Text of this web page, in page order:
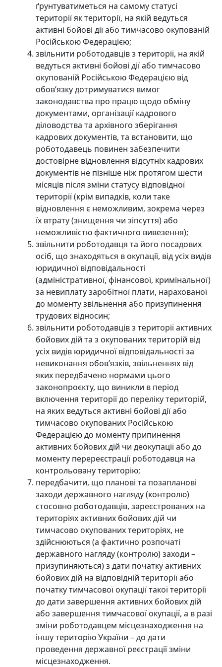
ґрунтуватиметься на самому статусі
території як території, на якій ведуться
активні бойові дії або тимчасово окупованій
Російською Федерацією;
звільнити роботодавців з території, на якій
ведуться активні бойові дії або тимчасово
окупованій Російською Федерацією від
обов’язку дотримуватися вимог
законодавства про працю щодо обміну
документами, організації кадрового
діловодства та архівного зберігання
кадрових документів, та встановити, що
роботодавець повинен забезпечити
достовірне відновлення відсутніх кадрових
документів не пізніше ніж протягом шести
місяців після зміни статусу відповідної
території (крім випадків, коли таке
відновлення є неможливим, зокрема через
їх втрату (знищення чи зіпсуття) або
неможливістю фактичного вивезення);
звільнити роботодавця та його посадових
осіб, що знаходяться в окупації, від усіх видів
юридичної відповідальності
(адміністративної, фінансової, кримінальної)
за невиплату заробітної плати, нарахованої
до моменту звільнення або призупинення
трудових відносин;
звільнити роботодавців з території активних
бойових дій та з окупованих територій від
усіх видів юридичної відповідальності за
невиконання обов’язків, звільненнях від
яких передбачено нормами цього
законопроєкту, що виникли в період
включення території до переліку територій,
на яких ведуться активні бойові дії або
тимчасово окупованих Російською
Федерацією до моменту припинення
активних бойових дій чи деокупації або до
моменту перереєстрації роботодавця на
контрольовану територію;
передбачити, що планові та позапланові
заходи державного нагляду (контролю)
стосовно роботодавців, зареєстрованих на
територіях активних бойових дій чи
тимчасово окупованих територіях, не
здійснюються (а фактично розпочаті
державного нагляду (контролю) заходи –
призупиняються) з дати початку активних
бойових дій на відповідній території або
початку тимчасової окупації такої території
до дати завершення активних бойових дій
або завершення тимчасової окупації, а в разі
зміни роботодавцем місцезнаходження на
іншу територію України – до дати
проведення державної реєстрації зміни
місцезнаходження.